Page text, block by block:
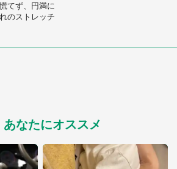
てず、円満に
のストレッチ
あなたにオススメ